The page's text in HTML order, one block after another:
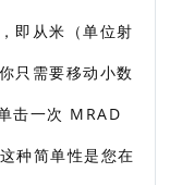
即从米（单位射
只需要移动小数
击一次 MRAD
种简单性是您在